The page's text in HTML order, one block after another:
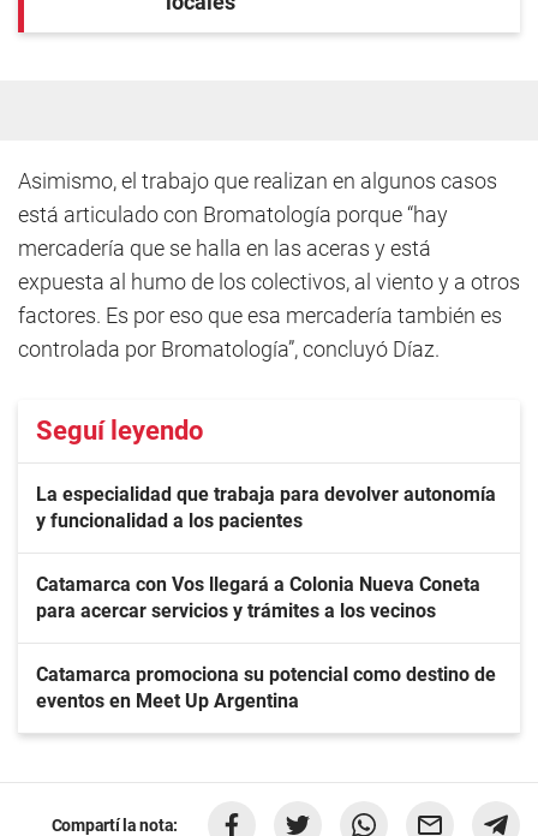
Asimismo, el trabajo que realizan en algunos casos
está articulado con Bromatología porque “hay
mercadería que se halla en las aceras y está
expuesta al humo de los colectivos, al viento y a otros
factores. Es por eso que esa mercadería también es
controlada por Bromatología”, concluyó Díaz.
Seguí leyendo
La especialidad que trabaja para devolver autonomía
y funcionalidad a los pacientes
Catamarca con Vos llegará a Colonia Nueva Coneta
para acercar servicios y trámites a los vecinos
Catamarca promociona su potencial como destino de
eventos en Meet Up Argentina
Compartí la nota: